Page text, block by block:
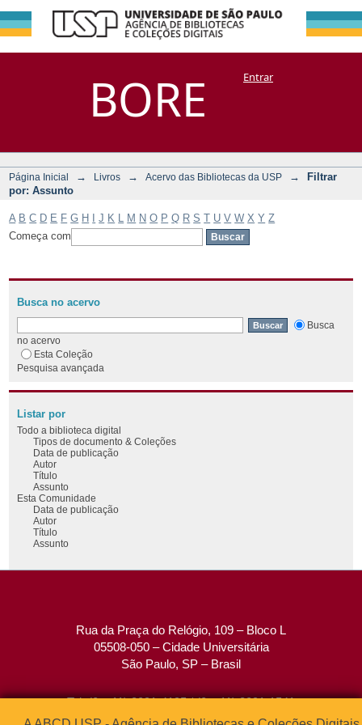
BORE
Filtrar por:
Assunto
DSpace/Manakin + CoriscoEntrar
Página Inicial → Livros → Acervo das Bibliotecas da USP →
Filtrar
por: Assunto
A B C D E F G H J K M N O P Q R S T U V W X Y Z
Começa com
Busca no acervo
Busca
no acervo
Esta Coleção
Pesquisa avançada
Listar por
Todo a biblioteca digital
Tipos de documento & Coleções
Data de publicação
Autor
Título
Assunto
Esta Comunidade
Data de publicação
Autor
Título
Assunto
Rua da Praça do Relógio, 109 – Bloco L
05508-050 – Cidade Universitária
São Paulo, SP – Brasil
Tel: (0xx11) 3091-4195 / (0xx11) 3091-1541
Fax: (0xx11) 3091-1567